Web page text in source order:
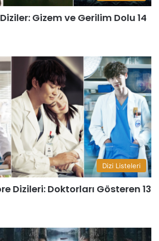
Gizem ve Gerilim Dolu 14
Dizi Listeleri
Dizileri: Doktorları Gösteren 13